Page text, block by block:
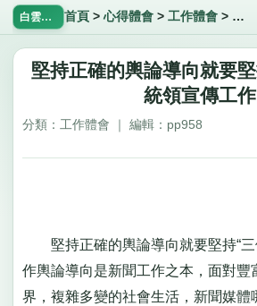
白雲飄飄網 首頁 > 心得體會> 工作體會> 堅
堅持正確的輿論導向就要
統領宣傳工作
分類：工作體會 ｜ 編輯：pp958
堅持正確的輿論導向就要堅持“三
作輿論導向是新聞工作之本，面對豐
界，複雜多變的社會生活，新聞媒體